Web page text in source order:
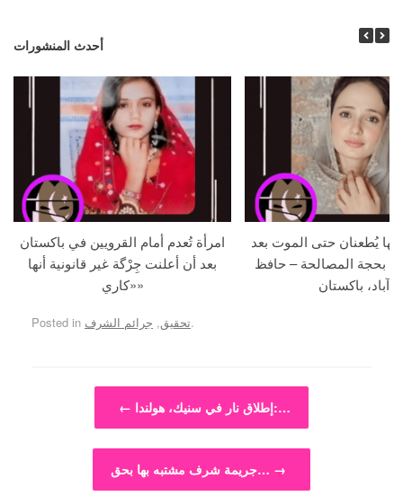
أحدث المنشورات
امرأة تُعدم أمام القرويين في باكستان
بعد أن أعلنت جِرْگة غير قانونية أنها
«كاري»
يُطعنان حتى الموت بعد
بحجة المصالحة – حافظ
آباد، باكستان
Posted in تحقيق, جرائم الشرف .
Post navigation
← إطلاق نار في سنيك، هولندا:…
جريمة شرف مشتبه بها بحق… →